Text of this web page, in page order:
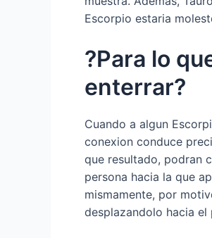
Escorpio estaria
?Para lo
enterrar?
Cuando a algun
conexion conduce
que resultado, podran
persona hacia la que
mismamente, por
desplazandolo hacia